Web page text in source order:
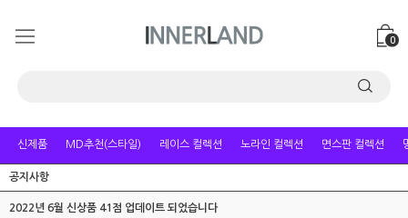
0
신제품 MD추천(스타일) 레이스 컬렉션 노라인 컬렉션 면스판 컬렉션
공지사항
2022년 6월 신상품 41점 업데이트 되었습니다